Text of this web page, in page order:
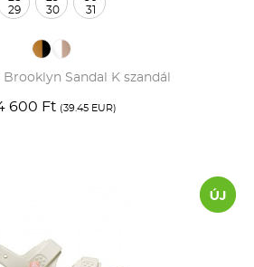
Sandal K szandál
600 Ft (39.45 EUR)
29
30
31